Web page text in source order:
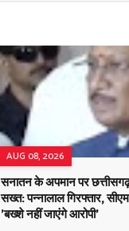
AUG 08, 2026
सनातन के अपमान पर
सख्त: पन्नालाल गिरफ्तार,
'बख्शे नहीं जाएंगे आरोपी'